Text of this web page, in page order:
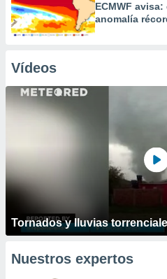
ECMWF
anomalía
Vídeos
Tornados y lluvias
Nuestros expertos